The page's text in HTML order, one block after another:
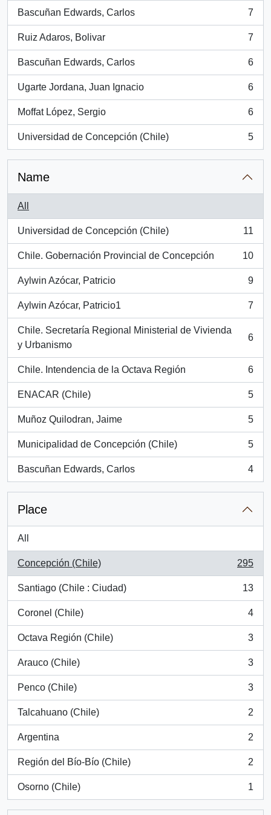
Bascuñan Edwards, Carlos
, 7 results
7
Ruiz Adaros, Bolivar
, 7 results
7
Bascuñan Edwards, Carlos
, 6 results
6
Ugarte Jordana, Juan Ignacio
, 6 results
6
Moffat López, Sergio
, 6 results
6
Universidad de Concepción (Chile)
, 5 results
5
Name
All
Universidad de Concepción (Chile)
, 11 results
11
Chile. Gobernación Provincial de Concepción
, 10 results
10
Aylwin Azócar, Patricio
, 9 results
9
Aylwin Azócar, Patricio1
, 7 results
7
Chile. Secretaría Regional Ministerial de Vivienda
y Urbanismo
, 6 results
6
Chile. Intendencia de la Octava Región
, 6 results
6
ENACAR (Chile)
, 5 results
5
Muñoz Quilodran, Jaime
, 5 results
5
Municipalidad de Concepción (Chile)
, 5 results
5
Bascuñan Edwards, Carlos
, 4 results
4
Place
All
Concepción (Chile)
, 295 results
295
Santiago (Chile : Ciudad)
, 13 results
13
Coronel (Chile)
, 4 results
4
Octava Región (Chile)
, 3 results
3
Arauco (Chile)
, 3 results
3
Penco (Chile)
, 3 results
3
Talcahuano (Chile)
, 2 results
2
Argentina
, 2 results
2
Región del Bío-Bío (Chile)
, 2 results
2
Osorno (Chile)
, 1 results
1